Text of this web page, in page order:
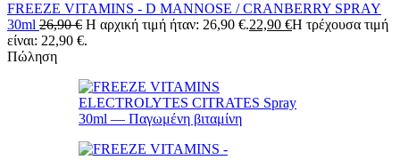
FREEZE VITAMINS - D MANNOSE / CRANBERRY SPRAY
30ml 26,90€ Η αρχική τιμή ήταν: 26,90 €.22,90 €Η τρέχουσα τιμή
είναι: 22,90 €.
Πώληση